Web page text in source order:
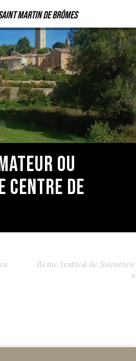
Martin de Brômes
OU
CENTRE DE
11ème festival de Saynètes
»